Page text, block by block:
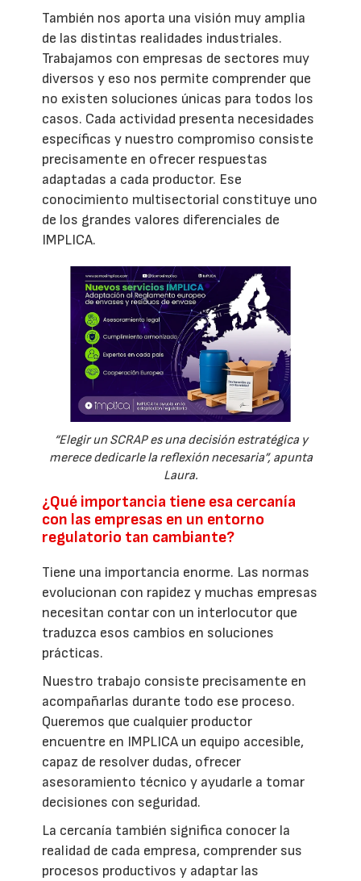
También nos aporta una visión muy amplia
de las distintas realidades industriales.
Trabajamos con empresas de sectores muy
diversos y eso nos permite comprender que
no existen soluciones únicas para todos los
casos. Cada actividad presenta necesidades
específicas y nuestro compromiso consiste
precisamente en ofrecer respuestas
adaptadas a cada productor. Ese
conocimiento multisectorial constituye uno
de los grandes valores diferenciales de
IMPLICA.
“Elegir un SCRAP es una decisión estratégica y
merece dedicarle la reflexión necesaria”, apunta
Laura.
¿Qué importancia tiene esa cercanía
con las empresas en un entorno
regulatorio tan cambiante?
Tiene una importancia enorme. Las normas
evolucionan con rapidez y muchas empresas
necesitan contar con un interlocutor que
traduzca esos cambios en soluciones
prácticas.
Nuestro trabajo consiste precisamente en
acompañarlas durante todo ese proceso.
Queremos que cualquier productor
encuentre en IMPLICA un equipo accesible,
capaz de resolver dudas, ofrecer
asesoramiento técnico y ayudarle a tomar
decisiones con seguridad.
La cercanía también significa conocer la
realidad de cada empresa, comprender sus
procesos productivos y adaptar las